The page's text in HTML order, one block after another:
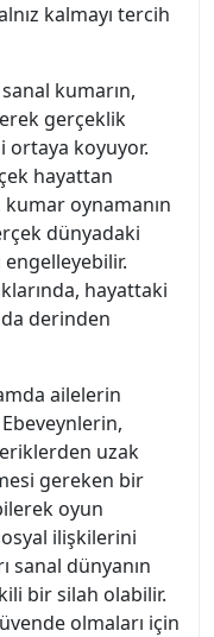
kalmayı tercih
kumarın,
gerçeklik
ortaya koyuyor.
hayattan
kumar oynamanın
dünyadaki
engelleyebilir.
hayattaki
da derinden
ailelerin
uzak
gereken bir
oyun
ilişkilerini
sanal dünyanın
bir silah olabilir.
olmaları için